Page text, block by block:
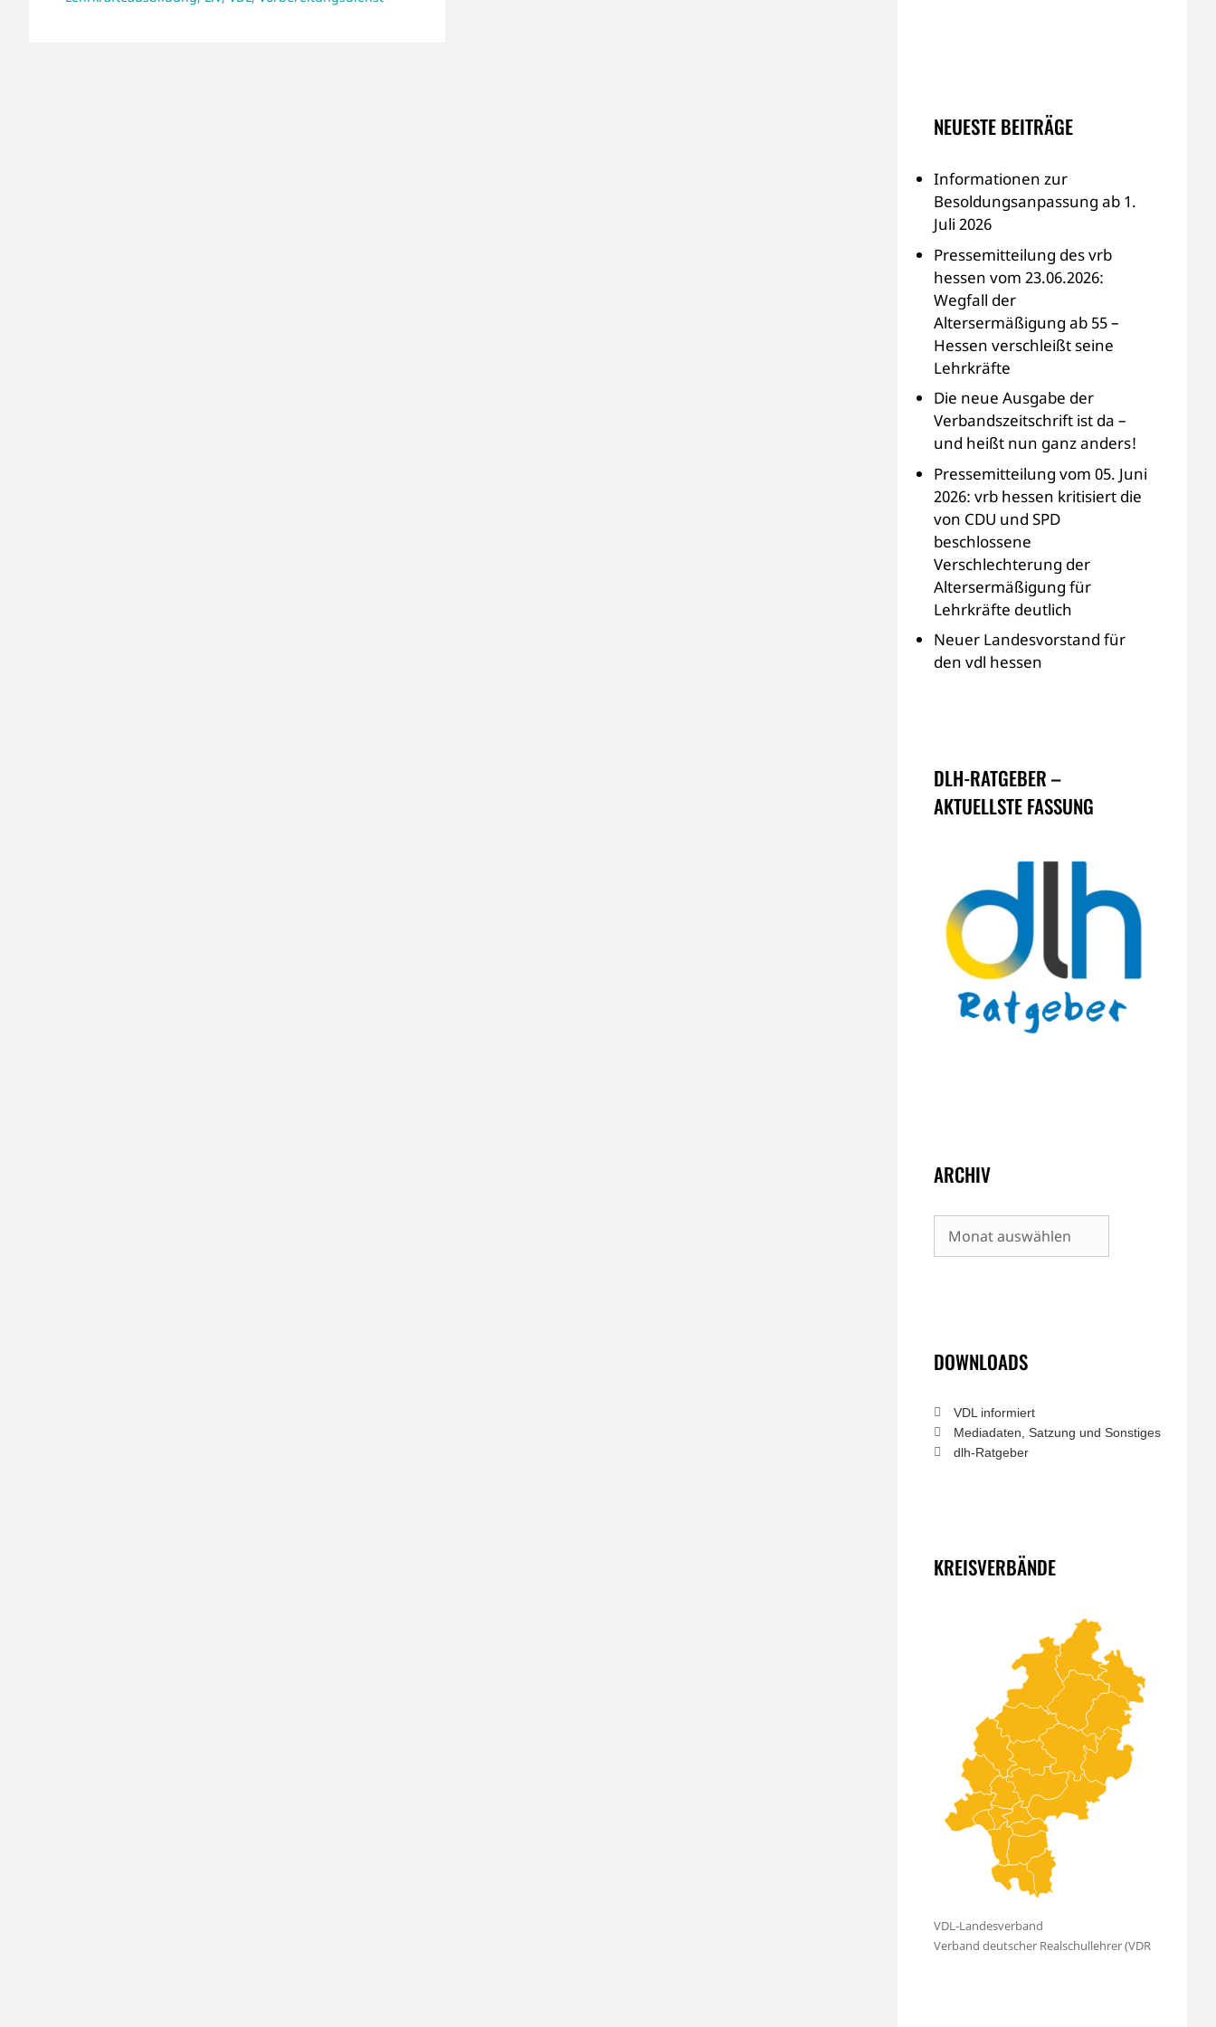
NEUESTE BEITRÄGE
Informationen zur
Besoldungsanpassung ab 1.
Juli 2026
Pressemitteilung des vrb
hessen vom 23.06.2026:
Wegfall der
Altersermäßigung ab 55 –
Hessen verschleißt seine
Lehrkräfte
Die neue Ausgabe der
Verbandszeitschrift ist da –
und heißt nun ganz anders!
Pressemitteilung vom 05. Juni
2026: vrb hessen kritisiert die
von CDU und SPD
beschlossene
Verschlechterung der
Altersermäßigung für
Lehrkräfte deutlich
Neuer Landesvorstand für
den vdl hessen
DLH-RATGEBER –
AKTUELLSTE FASSUNG
ARCHIV
Archiv
DOWNLOADS
VDL informiert
Mediadaten, Satzung und Sonstiges
dlh-Ratgeber
KREISVERBÄNDE